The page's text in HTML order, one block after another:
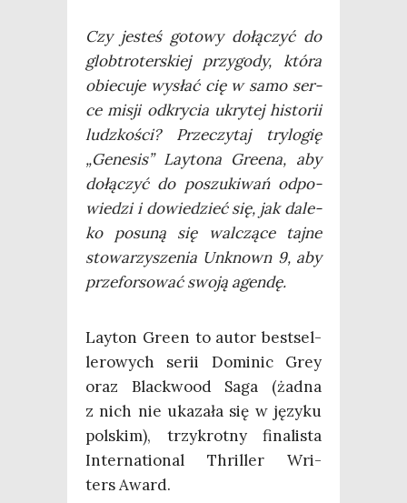
Czy jesteś goto­wy dołą­czyć do
glob­tro­ter­skiej przy­go­dy, któ­ra
obie­cu­je wysłać cię w samo ser­
ce misji odkry­cia ukry­tej histo­rii
ludz­ko­ści? Prze­czy­taj try­lo­gię
„Gene­sis” Lay­to­na Gre­ena, aby
dołą­czyć do poszu­ki­wań odpo­
wie­dzi i dowie­dzieć się, jak dale­
ko posu­ną się wal­czą­ce taj­ne
sto­wa­rzy­sze­nia Unk­nown 9, aby
prze­for­so­wać swo­ją agendę.
Lay­ton Gre­en to autor best­sel­
le­ro­wych serii Domi­nic Grey
oraz Blac­kwo­od Saga (żad­na
z nich nie uka­za­ła się w języ­ku
pol­skim), trzy­krot­ny fina­li­sta
Inter­na­tio­nal Thril­ler Wri­
ters Award.